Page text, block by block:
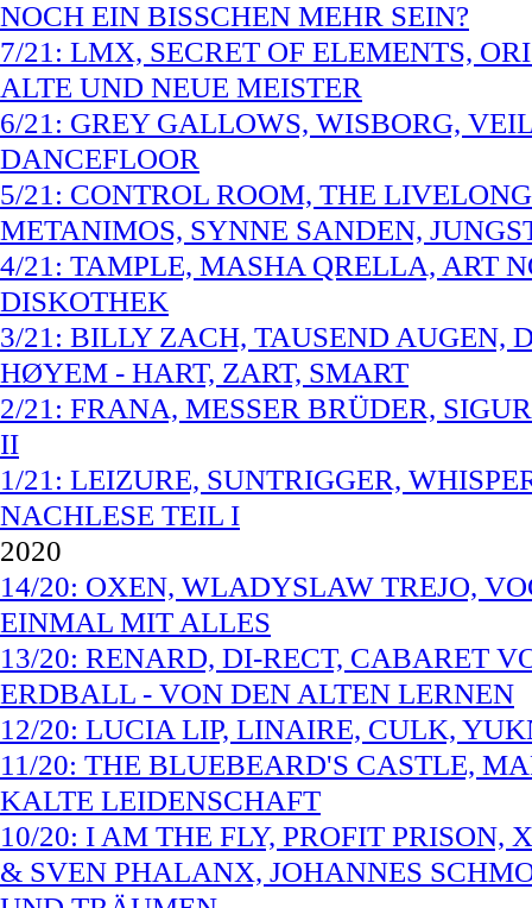
NOCH EIN BISSCHEN MEHR SEIN?
7/21: LMX, SECRET OF ELEMENTS,
ALTE UND NEUE MEISTER
6/21: GREY GALLOWS, WISBORG,
DANCEFLOOR
5/21: CONTROL ROOM, THE
METANIMOS, SYNNE SANDEN,
4/21: TAMPLE, MASHA QRELLA, ART
DISKOTHEK
3/21: BILLY ZACH, TAUSEND AUGEN,
HØYEM - HART, ZART, SMART
2/21: FRANA, MESSER BRÜDER,
II
1/21: LEIZURE, SUNTRIGGER,
NACHLESE TEIL I
2020
14/20: OXEN, WLADYSLAW TREJO,
EINMAL MIT ALLES
13/20: RENARD, DI-RECT, CABARET
ERDBALL - VON DEN ALTEN LERNEN
12/20: LUCIA LIP, LINAIRE, CULK,
11/20: THE BLUEBEARD'S CASTLE,
KALTE LEIDENSCHAFT
10/20: I AM THE FLY, PROFIT
& SVEN PHALANX, JOHANNES